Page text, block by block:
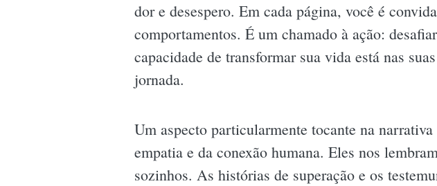
dor e desespero. Em cada página, você é
comportamentos. É um chamado à ação:
capacidade de transformar sua vida está nas
jornada.
Um aspecto particularmente tocante na
empatia e da conexão humana. Eles nos
sozinhos. As histórias de superação e os